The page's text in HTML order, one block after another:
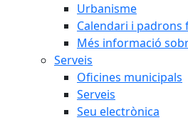
Urbanisme
Calendari i padrons
Més informació
Serveis
Oficines municipals
Serveis
Seu electrònica